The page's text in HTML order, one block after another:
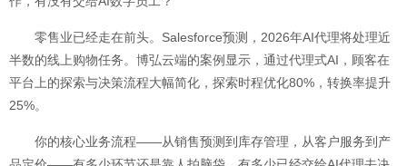
零售业已经走在前头。Salesforce预测，2026年AI代理将处理近
半数的线上购物任务。博弘云端的案例显示，通过代理式AI，顾客在
平台上的探索与决策流程大幅简化，探索时程优化80%，转换率提升
25%。
你的核心业务流程——从销售预测到库存管理，从客户服务到产